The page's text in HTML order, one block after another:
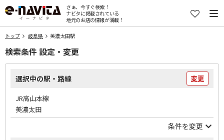
さぁ、今すぐ検索！
ナビタに掲載されている
地元のお店の情報が満載！
トップ 岐阜県 美濃太田駅
検索条件 設定・変更
選択中の駅・路線 変更
JR高山本線
美濃太田
条件を変更